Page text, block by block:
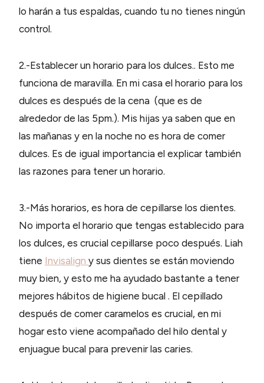
lo harán a tus espaldas, cuando tu no tienes ningún
control.
2.-Establecer un horario para los dulces.. Esto me
funciona de maravilla. En mi casa el horario para los
dulces es después de la cena (que es de
alrededor de las 5pm.). Mis hijas ya saben que en
las mañanas y en la noche no es hora de comer
dulces. Es de igual importancia el explicar también
las razones para tener un horario.
3.-Más horarios, es hora de cepillarse los dientes.
No importa el horario que tengas establecido para
los dulces, es crucial cepillarse poco después. Liah
tiene Invisalign y sus dientes se están moviendo
muy bien, y esto me ha ayudado bastante a tener
mejores hábitos de higiene bucal . El cepillado
después de comer caramelos es crucial, en mi
hogar esto viene acompañado del hilo dental y
enjuague bucal para prevenir las caries.